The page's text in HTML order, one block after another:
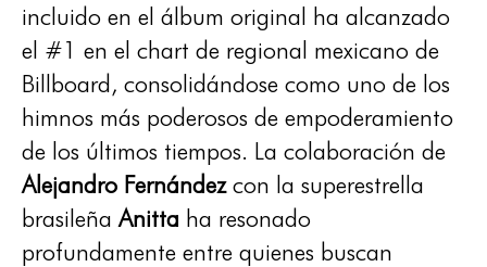
incluido en el álbum original ha alcanzado
el #1 en el chart de regional mexicano de
Billboard, consolidándose como uno de los
himnos más poderosos de empoderamiento
de los últimos tiempos. La colaboración de
Alejandro Fernándezcon la superestrella
brasileña Anitta ha resonado
profundamente entre quienes buscan